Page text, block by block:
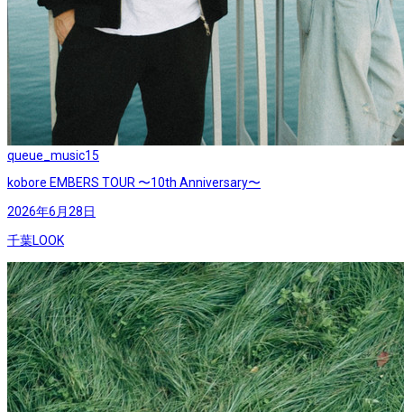
queue_music15
kobore EMBERS TOUR 〜10th Anniversary〜
2026年6月28日
千葉LOOK